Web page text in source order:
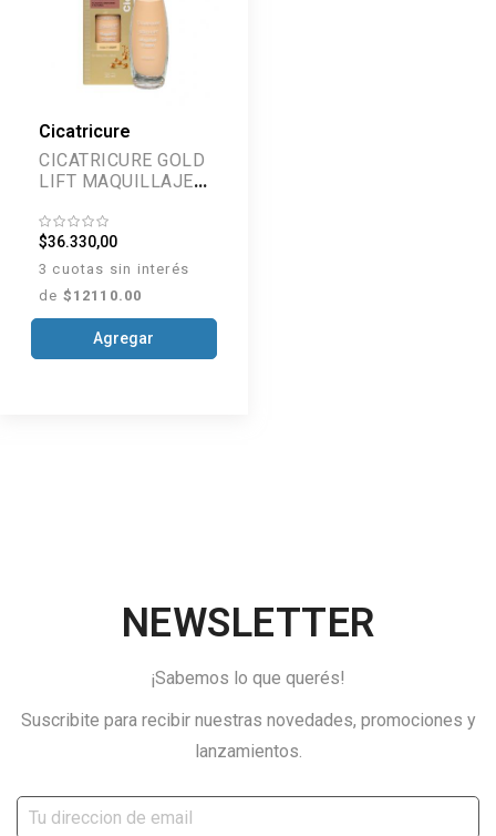
Cicatricure
CICATRICURE GOLD
LIFT MAQUILLAJE
$36.330,00
3 cuotas sin interés
de $12110.00
Agregar
NEWSLETTER
¡Sabemos lo que querés!
Suscribite para recibir nuestras novedades, promociones y
lanzamientos.